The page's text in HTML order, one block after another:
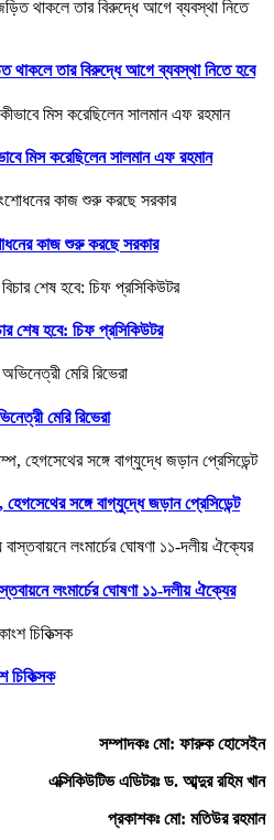
থাকলে তার বিরুদ্ধে আগে ব্যবস্থা নিতে হবে
মিস করেছিলেন সালমান এফ রহমান
কাজ শুরু করছে সরকার
শেষ হবে: চিফ প্রসিকিউটর
মেরি রিভেরা
সঙ্গে বাগ্‌যুদ্ধে জড়ান প্রেসিডেন্ট
লংমার্চের ঘোষণা ১১-দলীয় ঐক্যের
চিকিত্সক
সম্পাদকঃ মো: ফারুক হোসেইন
এক্সিকিউটিভ এডিটরঃ ড. আব্দুর রহিম খান
প্রকাশকঃ মো: মতিউর রহমান